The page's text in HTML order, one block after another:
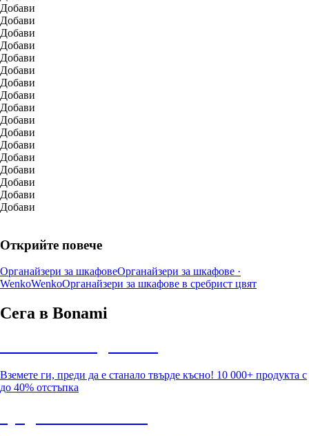
Добави
Добави
Добави
Добави
Добави
Добави
Добави
Добави
Добави
Добави
Добави
Добави
Добави
Добави
Добави
Добави
Добави
Открийте повече
Органайзери за шкафовеОрганайзери за шкафове ·
WenkoWenkoОрганайзери за шкафове в сребрист цвят
Сега в Bonami
Вземете ги, преди да е станало твърде късно! 10 000+ продукта с
до 40% отстъпка